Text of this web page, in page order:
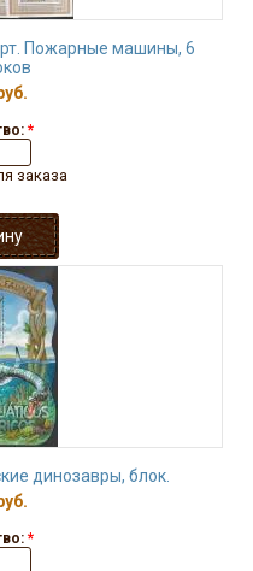
Пожарные машины, 6
*
заказа
динозавры, блок.
*